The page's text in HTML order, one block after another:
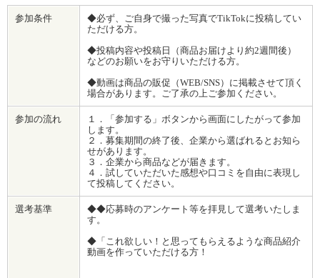
参加条件
◆必ず、ご自身で撮った写真でTikTokに投稿してい
ただける方。
◆投稿内容や投稿日（商品お届けより約2週間後）
などのお願いをお守りいただける方。
◆動画は商品の販促（WEB/SNS）に掲載させて頂く
場合があります。ご了承の上ご参加ください。
参加の流れ
１．「参加する」ボタンから画面にしたがって参加
します。
２．募集期間の終了後、企業から選ばれるとお知ら
せがあります。
３．企業から商品などが届きます。
４．試していただいた感想や口コミを自由に表現し
て投稿してください。
選考基準
◆◆応募時のアンケート等を拝見して選考いたしま
す。
◆「これ欲しい！と思ってもらえるような商品紹介
動画を作っていただける方！